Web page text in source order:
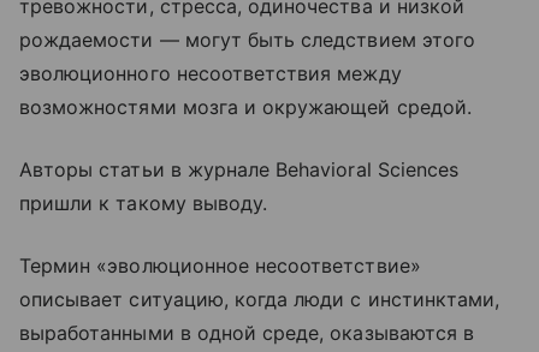
тревожности, стресса, одиночества и низкой
рождаемости — могут быть следствием этого
эволюционного несоответствия между
возможностями мозга и окружающей средой.
Авторы статьи в журнале Behavioral Sciences
пришли к такому выводу.
Термин «эволюционное несоответствие»
описывает ситуацию, когда люди с инстинктами,
выработанными в одной среде, оказываются в